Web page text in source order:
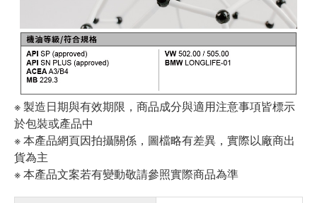
※ 製造日期與有效期限，商品成分與適用注意事項皆標示
於包裝或產品中
※ 本產品網頁因拍攝關係，圖檔略有差異，實際以廠商出
貨為主
※ 本產品文案若有變動敬請參照實際商品為準